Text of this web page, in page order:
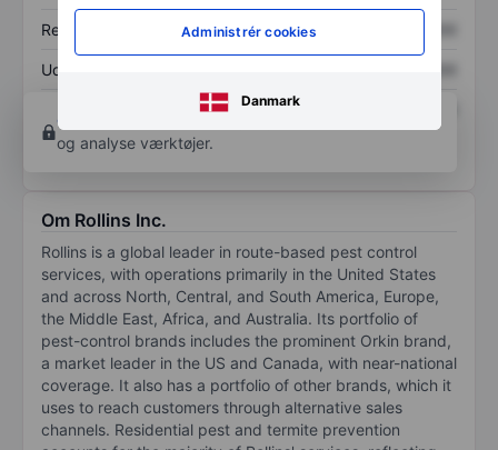
Administrér cookies
Danmark
Resultat pr. aktie (EPS) XXXXXXX
Udbytte pr. aktie
XXXXXXX
Opret konto
og analyse værktøjer.
Om Rollins Inc.
Rollins is a global leader in route-based pest control
services, with operations primarily in the United States
and across North, Central, and South America, Europe,
the Middle East, Africa, and Australia. Its portfolio of
pest-control brands includes the prominent Orkin brand,
a market leader in the US and Canada, with near-national
coverage. It also has a portfolio of other brands, which it
uses to reach customers through alternative sales
channels. Residential pest and termite prevention